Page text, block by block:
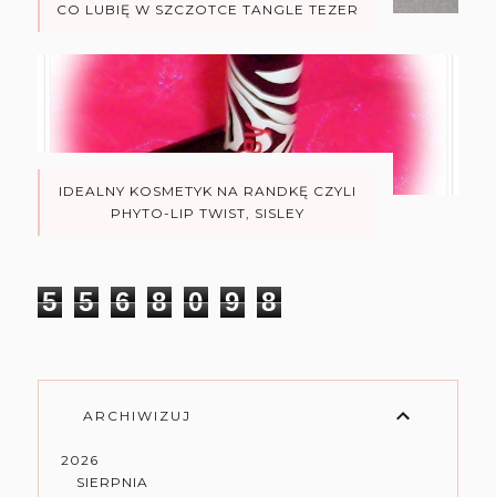
CO LUBIĘ W SZCZOTCE TANGLE TEZER
IDEALNY KOSMETYK NA RANDKĘ CZYLI
PHYTO-LIP TWIST, SISLEY
5 5 6 8 0 9 8
ARCHIWIZUJ
2026
SIERPNIA